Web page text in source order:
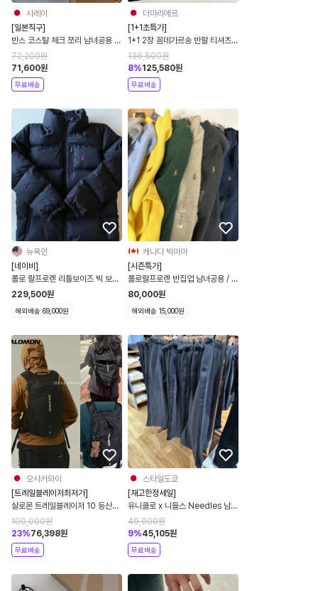
사레이
[일본직구]
반스 코스탈 체크 쪼리 남녀공용 블
랙 슬리퍼 V5131 CHK
72,200원
71,600원
무료배송
더마리에르
[1+1초특가]
1+1 2장 꼼데가르송 반팔 티셔츠
남녀공용 2026 ver. 꼼데 반팔
136,500원
8%125,580원
무료배송
뉴욕인
[네이비]
폴로 랄프로렌 리틀보이즈 빅 보이
즈 여성공용 발수 650필 파워 다
운 오리털 패딩 자켓 점퍼
229,500원
해외배송 69,000원
캐나다 빅마마
[시즌특가]
폴로랄프로렌 반집업 남녀공용 / 남
성 빅사이즈 하프집업 9종
80,000원
해외배송 15,000원
오사카와이
[트레일블레이저최저가]
살로몬 트레일블레이저 10 등산가
방 배낭 백팩 남녀공용 블랙
LC2182900
100,000원
23%76,398원
무료배송
스타일도쿄
[재고한정세일]
유니클로 x 니들스 Needles 남녀
공용 플리스 와이드 팬츠 데일리 와
이드핏 바지 483979
49,900원
9%45,105원
무료배송